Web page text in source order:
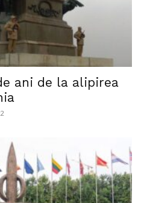
ani de la alipirea